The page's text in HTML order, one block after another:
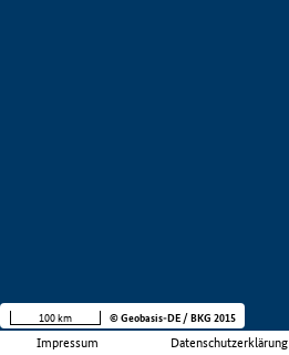
Impressum Datenschutzerklärung
100 km © Geobasis-DE / BKG 2015